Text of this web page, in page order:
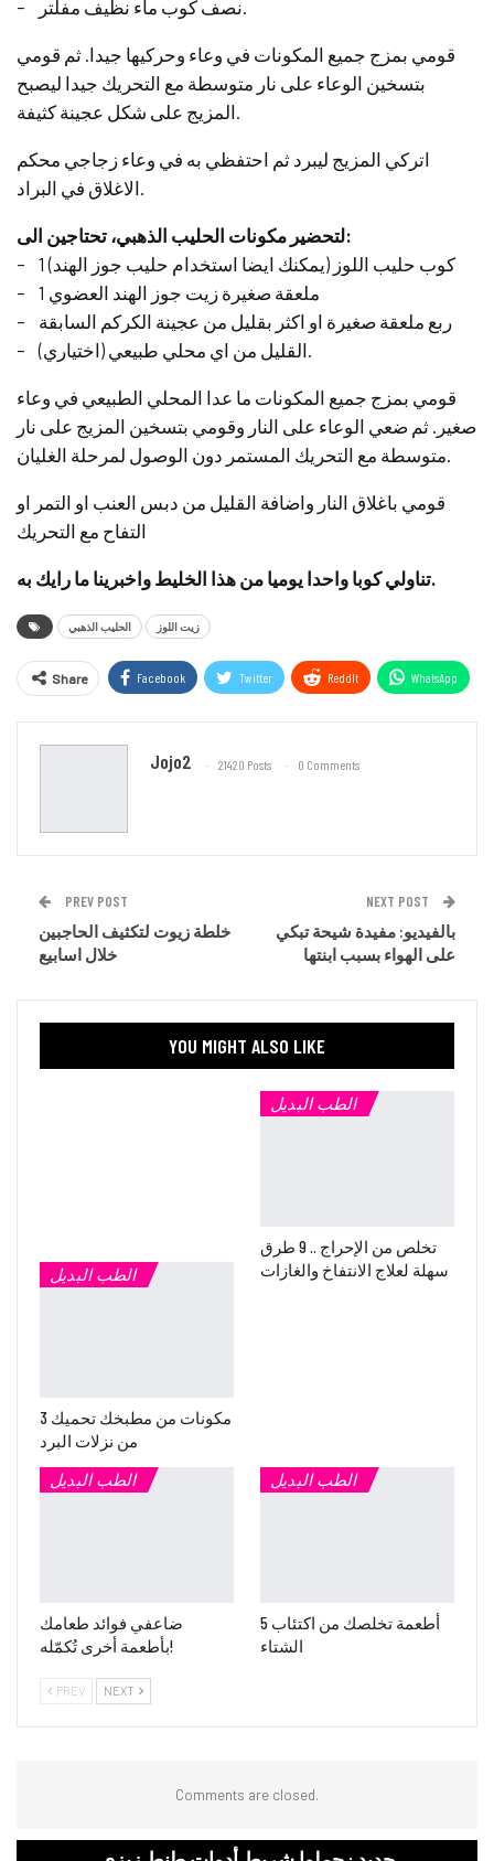
– نصف كوب ماء نظيف مفلتر.
قومي بمزج جميع المكونات في وعاء وحركيها جيدا. ثم قومي
بتسخين الوعاء على نار متوسطة مع التحريك جيدا ليصبح
المزيج على شكل عجينة كثيفة.
اتركي المزيج ليبرد ثم احتفظي به في وعاء زجاجي محكم
الاغلاق في البراد.
لتحضير مكونات الحليب الذهبي، تحتاجين الى:
– 1 كوب حليب اللوز (يمكنك ايضا استخدام حليب جوز الهند)
– 1 ملعقة صغيرة زيت جوز الهند العضوي
– ربع ملعقة صغيرة او اكثر بقليل من عجينة الكركم السابقة
– القليل من اي محلي طبيعي (اختياري).
قومي بمزج جميع المكونات ما عدا المحلي الطبيعي في وعاء
صغير. ثم ضعي الوعاء على النار وقومي بتسخين المزيج على نار
متوسطة مع التحريك المستمر دون الوصول لمرحلة الغليان.
قومي باغلاق النار واضافة القليل من دبس العنب او التمر او
التفاح مع التحريك
تناولي كوبا واحدا يوميا من هذا الخليط واخبرينا ما رايك به.
الحليب الذهبي زيت اللوز
Share Facebook Twitter ReddIt WhatsApp
Jojo2 21420 Posts 0 Comments
PREV POST
خلطة زيوت لتكثيف الحاجبين
خلال اسابيع
NEXT POST
بالفيديو: مفيدة شيحة تبكي
على الهواء بسبب ابنتها
YOU MIGHT ALSO LIKE
الطب البديل
3 مكونات من مطبخك تحميك
من نزلات البرد
الطب البديل
تخلص من الإحراج .. 9 طرق
سهلة لعلاج الانتفاخ والغازات
الطب البديل
ضاعفي فوائد طعامك
بأطعمة أخرى تُكمّله!
الطب البديل
5 أطعمة تخلصك من اكتئاب
الشتاء
PREV NEXT
Comments are closed.